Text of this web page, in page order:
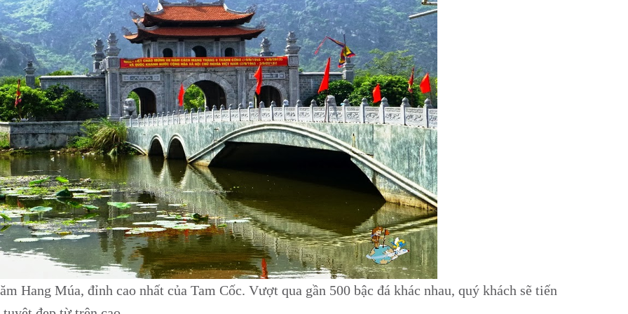
Hang Múa, đỉnh cao nhất của Tam Cốc. Vượt qua gần 500 bậc đá khác nhau, quý khách sẽ tiến